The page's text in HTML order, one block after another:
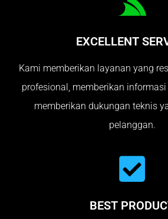
EXCELLENT
Kami memberikan layanan yang
profesional, memberikan
memberikan dukungan teknis
pelanggan.
BEST